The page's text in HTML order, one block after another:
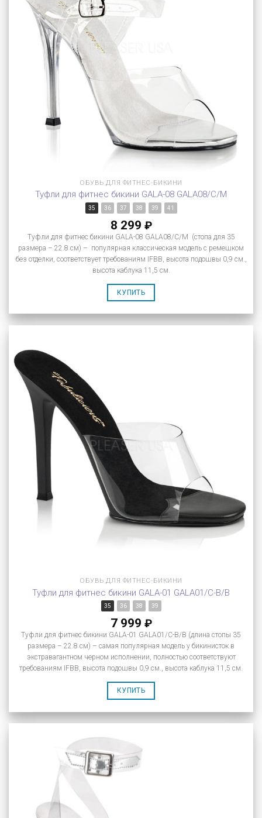
ОБУВЬ ДЛЯ ФИТНЕС-БИКИНИ
Туфли для фитнес бикини GALA-08 GALA08/C/M
35 36 37 38 39 41
8 299 ₽
Туфли для фитнес бикини GALA-08 GALA08/C/M (стопа для 35
размера – 22.8 см) – популярная классическая модель с ремешком
без отделки, соответствует требованиям IFBB, высота подошвы 0,9 см.,
высота каблука 11,5 см.
КУПИТЬ
ОБУВЬ ДЛЯ ФИТНЕС-БИКИНИ
Туфли для фитнес бикини GALA-01 GALA01/C-B/B
35 36 38 39
7 999 ₽
Туфли для фитнес бикини GALA-01 GALA01/C-B/B (длина стопы 35
размера – 22.8 см) – самая популярная модель у бикинисток в
экстравагантном черном исполнении, полностью соответствуют
требованиям IFBB, высота подошвы 0,9 см., высота каблука 11,5 см.
КУПИТЬ